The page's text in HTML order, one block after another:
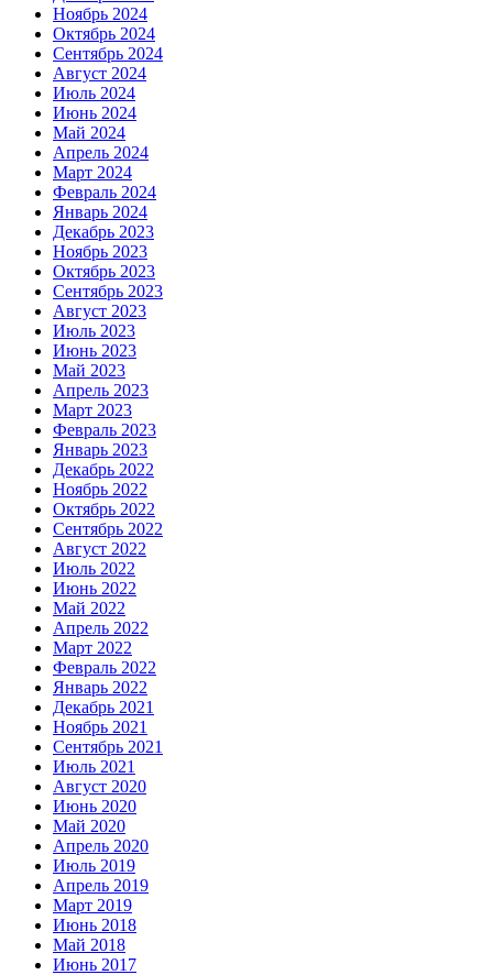
Ноябрь 2024
Октябрь 2024
Сентябрь 2024
Август 2024
Июль 2024
Июнь 2024
Май 2024
Апрель 2024
Март 2024
Февраль 2024
Январь 2024
Декабрь 2023
Ноябрь 2023
Октябрь 2023
Сентябрь 2023
Август 2023
Июль 2023
Июнь 2023
Май 2023
Апрель 2023
Март 2023
Февраль 2023
Январь 2023
Декабрь 2022
Ноябрь 2022
Октябрь 2022
Сентябрь 2022
Август 2022
Июль 2022
Июнь 2022
Май 2022
Апрель 2022
Март 2022
Февраль 2022
Январь 2022
Декабрь 2021
Ноябрь 2021
Сентябрь 2021
Июль 2021
Август 2020
Июнь 2020
Май 2020
Апрель 2020
Июль 2019
Апрель 2019
Март 2019
Июнь 2018
Май 2018
Июнь 2017